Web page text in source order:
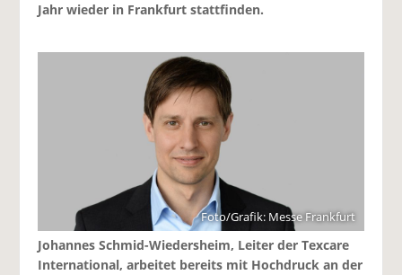
Jahr wieder in Frankfurt stattfinden.
Foto/Grafik: Messe Frankfurt
Johannes Schmid-Wiedersheim, Leiter der Texcare
International, arbeitet bereits mit Hochdruck an der